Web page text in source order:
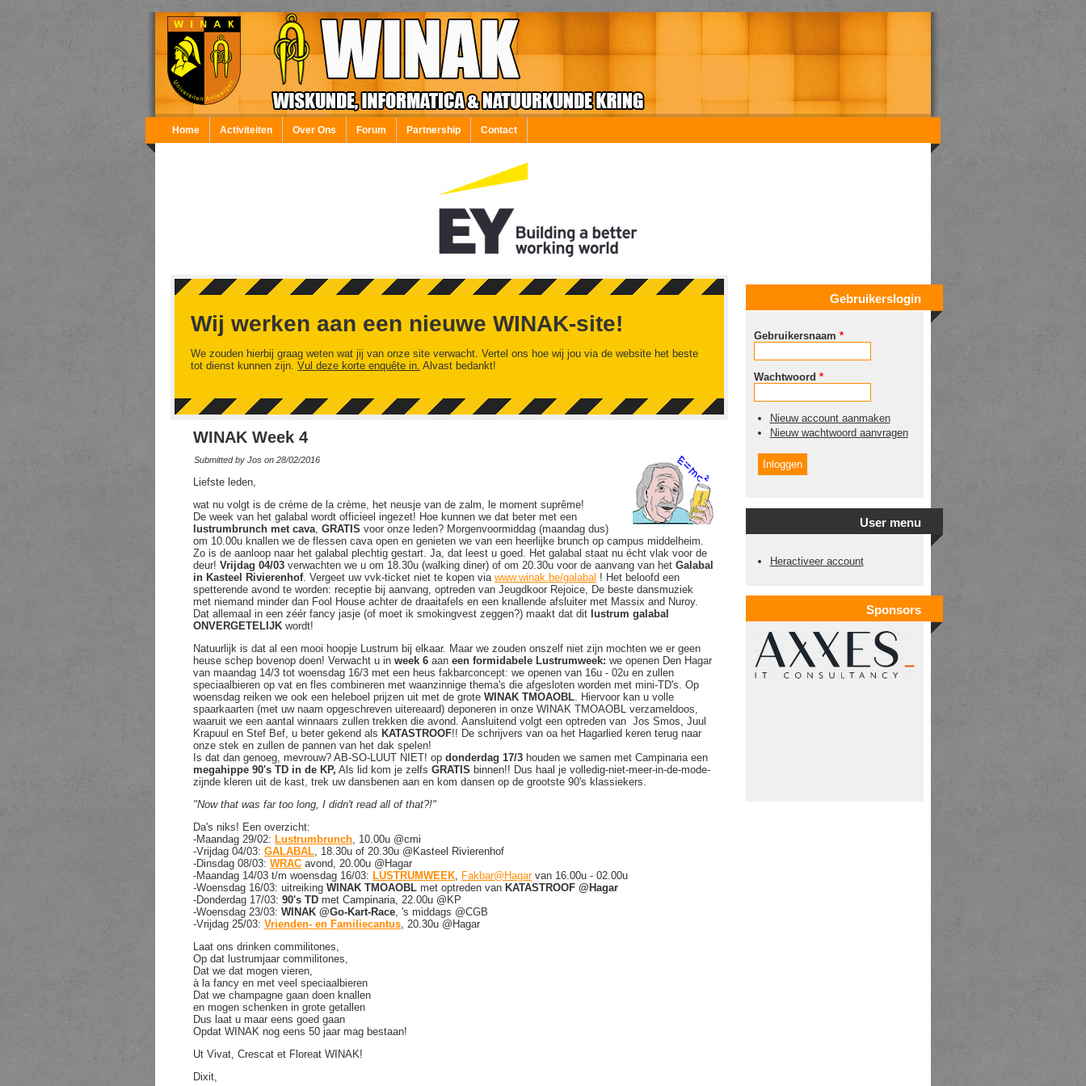
Overslaan en naar de inhoud gaan
Home Activiteiten Over Ons Forum Partnership Contact
Wij werken aan een nieuwe WINAK-site!
We zouden hierbij graag weten wat jij van onze site verwacht. Vertel ons hoe wij jou via de website het beste
tot dienst kunnen zijn. Vul deze korte enquête in. Alvast bedankt!
WINAK Week 4
Submitted by Jos on 28/02/2016
Liefste leden,
wat nu volgt is de crème de la crème, het neusje van de zalm, le moment suprême!
De week van het galabal wordt officieel ingezet! Hoe kunnen we dat beter met een
lustrumbrunch met cava, GRATIS voor onze leden? Morgenvoormiddag (maandag dus)
om 10.00u knallen we de flessen cava open en genieten we van een heerlijke brunch op campus middelheim.
Zo is de aanloop naar het galabal plechtig gestart. Ja, dat leest u goed. Het galabal staat nu écht vlak voor de
deur! Vrijdag 04/03 verwachten we u om 18.30u (walking diner) of om 20.30u voor de aanvang van het Galabal
in Kasteel Rivierenhof. Vergeet uw vvk-ticket niet te kopen via www.winak.be/galabal ! Het beloofd een
spetterende avond te worden: receptie bij aanvang, optreden van Jeugdkoor Rejoice, De beste dansmuziek
met niemand minder dan Fool House achter de draaitafels en een knallende afsluiter met Massix and Nuroy.
Dat allemaal in een zéér fancy jasje (of moet ik smokingvest zeggen?) maakt dat dit lustrum galabal
ONVERGETELIJK wordt!
Natuurlijk is dat al een mooi hoopje Lustrum bij elkaar. Maar we zouden onszelf niet zijn mochten we er geen
heuse schep bovenop doen! Verwacht u in week 6 aan een formidabele Lustrumweek: we openen Den Hagar
van maandag 14/3 tot woensdag 16/3 met een heus fakbarconcept: we openen van 16u - 02u en zullen
speciaalbieren op vat en fles combineren met waanzinnige thema's die afgesloten worden met mini-TD's. Op
woensdag reiken we ook een heleboel prijzen uit met de grote WINAK TMOAOBL. Hiervoor kan u volle
spaarkaarten (met uw naam opgeschreven uitereaard) deponeren in onze WINAK TMOAOBL verzameldoos,
waaruit we een aantal winnaars zullen trekken die avond. Aansluitend volgt een optreden van Jos Smos, Juul
Krapuul en Stef Bef, u beter gekend als KATASTROOF!! De schrijvers van oa het Hagarlied keren terug naar
onze stek en zullen de pannen van het dak spelen!
Is dat dan genoeg, mevrouw? AB-SO-LUUT NIET! op donderdag 17/3 houden we samen met Campinaria een
megahippe 90's TD in de KP, Als lid kom je zelfs GRATIS binnen!! Dus haal je volledig-niet-meer-in-de-mode-
zijnde kleren uit de kast, trek uw dansbenen aan en kom dansen op de grootste 90's klassiekers.
"Now that was far too long, I didn't read all of that?!"
Da's niks! Een overzicht:
-Maandag 29/02: Lustrumbrunch, 10.00u @cmi
-Vrijdag 04/03: GALABAL, 18.30u of 20.30u @Kasteel Rivierenhof
-Dinsdag 08/03: WRAC avond, 20.00u @Hagar
-Maandag 14/03 t/m woensdag 16/03: LUSTRUMWEEK, Fakbar@Hagarvan 16.00u - 02.00u
-Woensdag 16/03: uitreiking WINAK TMOAOBL met optreden van KATASTROOF @Hagar
-Donderdag 17/03: 90's TD met Campinaria, 22.00u @KP
-Woensdag 23/03: WINAK @Go-Kart-Race, 's middags @CGB
-Vrijdag 25/03: Vrienden- en Familiecantus, 20.30u @Hagar
Laat ons drinken commilitones,
Op dat lustrumjaar commilitones,
Dat we dat mogen vieren,
à la fancy en met veel speciaalbieren
Dat we champagne gaan doen knallen
en mogen schenken in grote getallen
Dus laat u maar eens goed gaan
Opdat WINAK nog eens 50 jaar mag bestaan!
Ut Vivat, Crescat et Floreat WINAK!
Dixit,
Gebruikerslogin
Gebruikersnaam *
Wachtwoord *
Nieuw account aanmaken
Nieuw wachtwoord aanvragen
User menu
Heractiveer account
Sponsors